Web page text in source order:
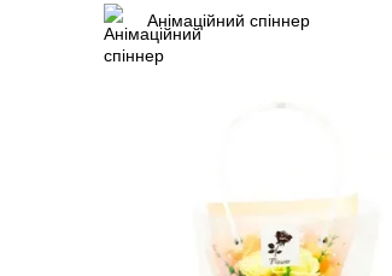
Анімаційний спіннер